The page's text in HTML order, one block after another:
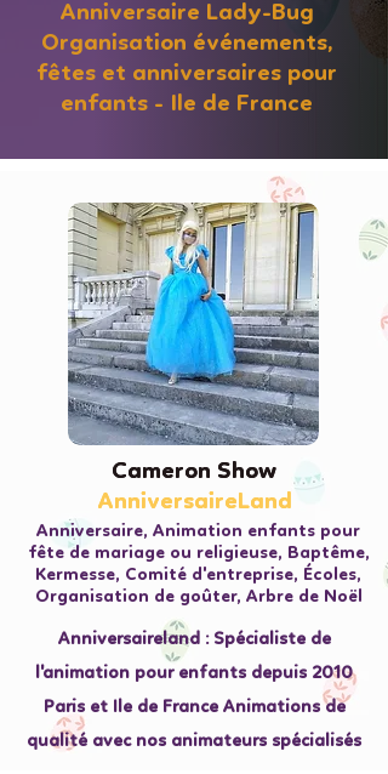
Anniversaire Lady-Bug
Organisation événements,
fêtes et anniversaires pour
enfants - Ile de France
Cameron Show
AnniversaireLand
Cameron Show
AnniversaireLand
Anniversaire, Animation enfants pour
fête de mariage ou religieuse, Baptême,
Kermesse, Comité d'entreprise, Écoles,
Organisation de goûter, Arbre de Noël
Anniversaireland : Spécialiste de
l'animation pour enfants depuis 2010
Paris et Ile de France Animations de
qualité avec nos animateurs spécialisés